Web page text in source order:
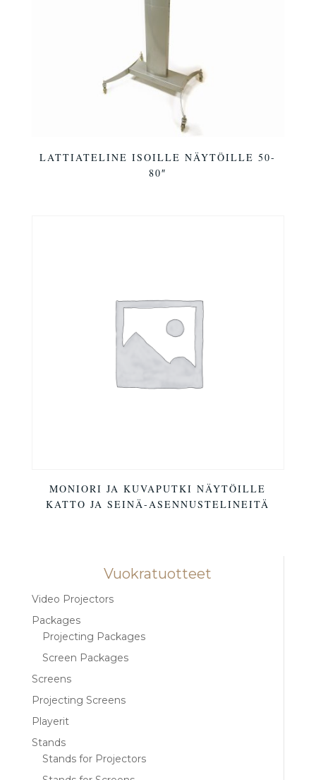
LATTIATELINE ISOILLE NÄYTÖILLE 50-
80″
MONIORI JA KUVAPUTKI NÄYTÖILLE
KATTO JA SEINÄ-ASENNUSTELINEITÄ
Vuokratuotteet
Video Projectors
Packages
Projecting Packages
Screen Packages
Screens
Projecting Screens
Playerit
Stands
Stands for Projectors